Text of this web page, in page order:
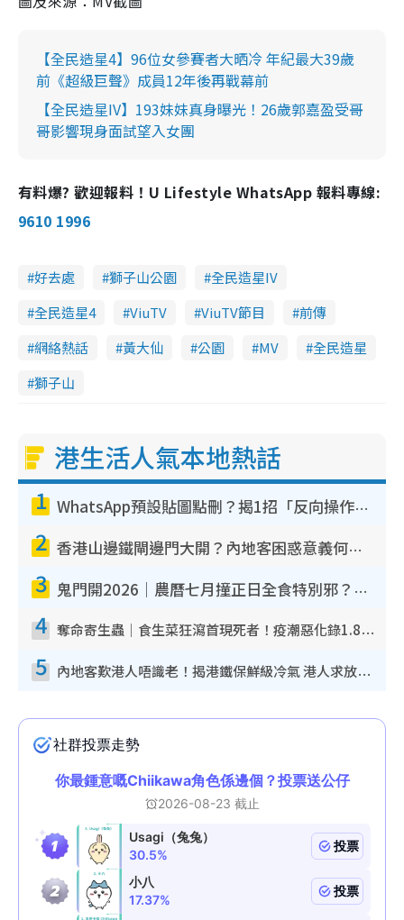
【全民造星4】96位女參賽者大晒冷 年紀最大39歲
前《超級巨聲》成員12年後再戰幕前
【全民造星IV】193妹妹真身曝光！26歲郭嘉盈受哥
哥影響現身面試望入女團
有料爆? 歡迎報料！U Lifestyle WhatsApp 報料專線:
9610 1996
好去處 獅子山公園
全民造星IV
全民造星4
ViuTV ViuTV節目
前傳
網絡熱話
黃大仙 公園 MV
全民造星
獅子山
港生活人氣本地熱話
1 WhatsApp預設貼圖點刪？揭1招「反向操作」還原簡潔介面 附3步實測教學
2 香港山邊鐵閘邊門大開？內地客困惑意義何在！網民神回覆：呢種叫法理性防禦
3 鬼門開2026｜農曆七月撞正日全食特別邪？專家警告切忌做一事！揭4大禁忌+2招保平安
4 奪命寄生蟲｜食生菜狂瀉首現死者！疫潮惡化錄1.8萬宗病例 揭洗菜3大謬誤
5 內地客歎港人唔識老！揭港鐵保鮮級冷氣 港人求放過：咪投訴